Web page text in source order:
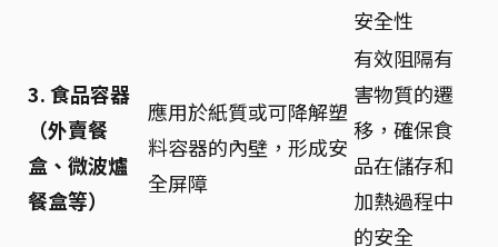
安全性
3. 食品容器
（外賣餐
盒、微波爐
餐盒等）
應用於紙質或可降解塑
料容器的內壁，形成安
全屏障
有效阻隔有
害物質的遷
移，確保食
品在儲存和
加熱過程中
的安全